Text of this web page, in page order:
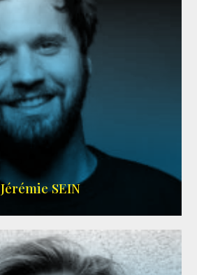
MEMBRE ARDA
Jérémie SEIN